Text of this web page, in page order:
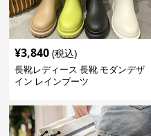
¥3,840 (税込)
長靴レディース 長靴 モダンデザ
イン レインブーツ